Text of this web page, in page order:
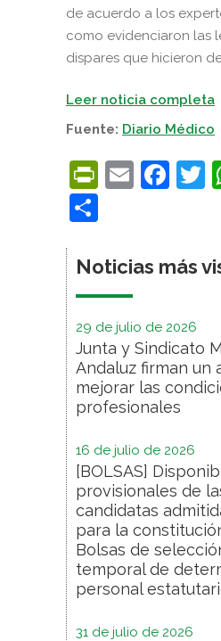
de acuerdo a los
como evidenciaron las
dispares que hicieron
Leer noticia completa
Fuente: Diario Médico
Email
Noticias más
29 de julio de 2026
Junta y Sindicato
Andaluz firman un
mejorar las
profesionales
16 de julio de 2026
[BOLSAS]
provisionales de
candidatas
para la
Bolsas de
temporal de
personal
31 de julio de 2026